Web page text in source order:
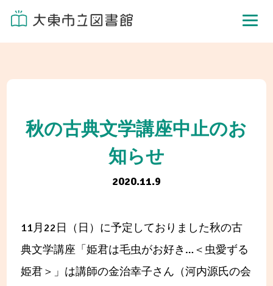
秋の古典文学講座中止のお
知らせ
2020.11.9
11月22日（日）に予定しておりました秋の古
典文学講座「姫君は毛虫がお好き…＜虫愛ずる
姫君＞」は講師の金治幸子さん（河内源氏の会